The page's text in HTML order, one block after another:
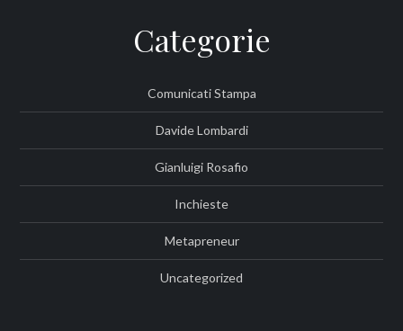
Categorie
Comunicati Stampa
Davide Lombardi
Gianluigi Rosafio
Inchieste
Metapreneur
Uncategorized